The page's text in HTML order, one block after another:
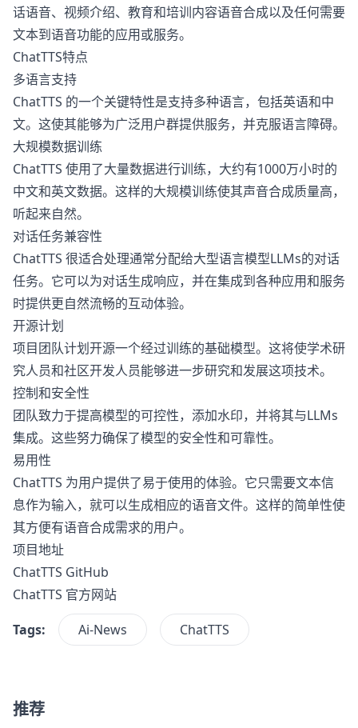
话语音、视频介绍、教育和培训内容语音合成以及任何需要
文本到语音功能的应用或服务。
ChatTTS特点
多语言支持
ChatTTS 的一个关键特性是支持多种语言，包括英语和中
文。这使其能够为广泛用户群提供服务，并克服语言障碍。
大规模数据训练
ChatTTS 使用了大量数据进行训练，大约有1000万小时的
中文和英文数据。这样的大规模训练使其声音合成质量高，
听起来自然。
对话任务兼容性
ChatTTS 很适合处理通常分配给大型语言模型LLMs的对话
任务。它可以为对话生成响应，并在集成到各种应用和服务
时提供更自然流畅的互动体验。
开源计划
项目团队计划开源一个经过训练的基础模型。这将使学术研
究人员和社区开发人员能够进一步研究和发展这项技术。
控制和安全性
团队致力于提高模型的可控性，添加水印，并将其与LLMs
集成。这些努力确保了模型的安全性和可靠性。
易用性
ChatTTS 为用户提供了易于使用的体验。它只需要文本信
息作为输入，就可以生成相应的语音文件。这样的简单性使
其方便有语音合成需求的用户。
项目地址
ChatTTS GitHub
ChatTTS 官方网站
Tags:
Ai-News ChatTTS
推荐